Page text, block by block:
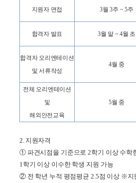
지원자 면접 3월3주 ~ 5주
합격자 발표 3월 말 ~ 4월 초
합격자 오리엔테이션
및 서류작성
4월 중
전체 오리엔테이션
및
해외안전교육
5월 중
2. 지원자격
① 파견시점을 기준으로2학기 이상 수학
1 학기 이상 이수한 학생 지원 가능
② 전 학년 누적 평점평균 2.5점 이상 ※ 지